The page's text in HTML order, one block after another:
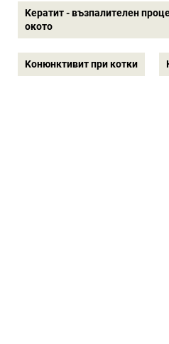
Kератит - възпалителен
окото
Kонюнктивит при котки